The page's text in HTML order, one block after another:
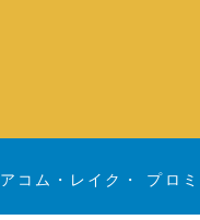
アコム・レイク・ プロミ